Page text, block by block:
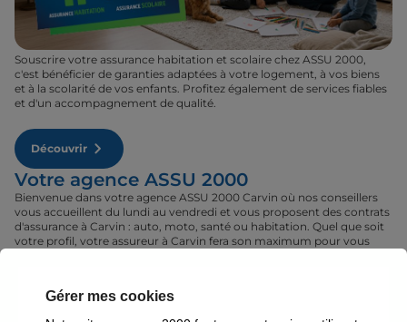
Souscrire votre assurance habitation et scolaire chez ASSU 2000,
c'est bénéficier de garanties adaptées à votre logement, à vos biens
et à la scolarité de vos enfants. Profitez également de services fiables
et d'un accompagnement de qualité.
Découvrir
Votre agence ASSU 2000
Bienvenue dans votre agence ASSU 2000 Carvin où nos conseillers
vous accueillent du lundi au vendredi et vous proposent des contrats
d'assurance à Carvin : auto, moto, santé ou habitation. Quel que soit
votre profil, votre assureur à Carvin fera son maximum pour vous
ou mutuelles à Carvin.
Gérer mes cookies